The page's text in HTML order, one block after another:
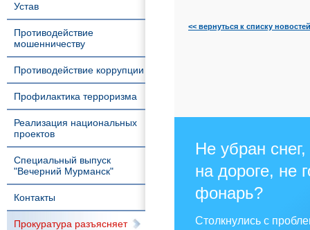
Устав
Противодействие
мошенничеству
Противодействие коррупции
Профилактика терроризма
Реализация национальных
проектов
Специальный выпуск
"Вечерний Мурманск"
Контакты
Прокуратура разъясняет
<< вернуться к списку новостей
Не убран
на дороге, не
фонарь?
Столкнулись с